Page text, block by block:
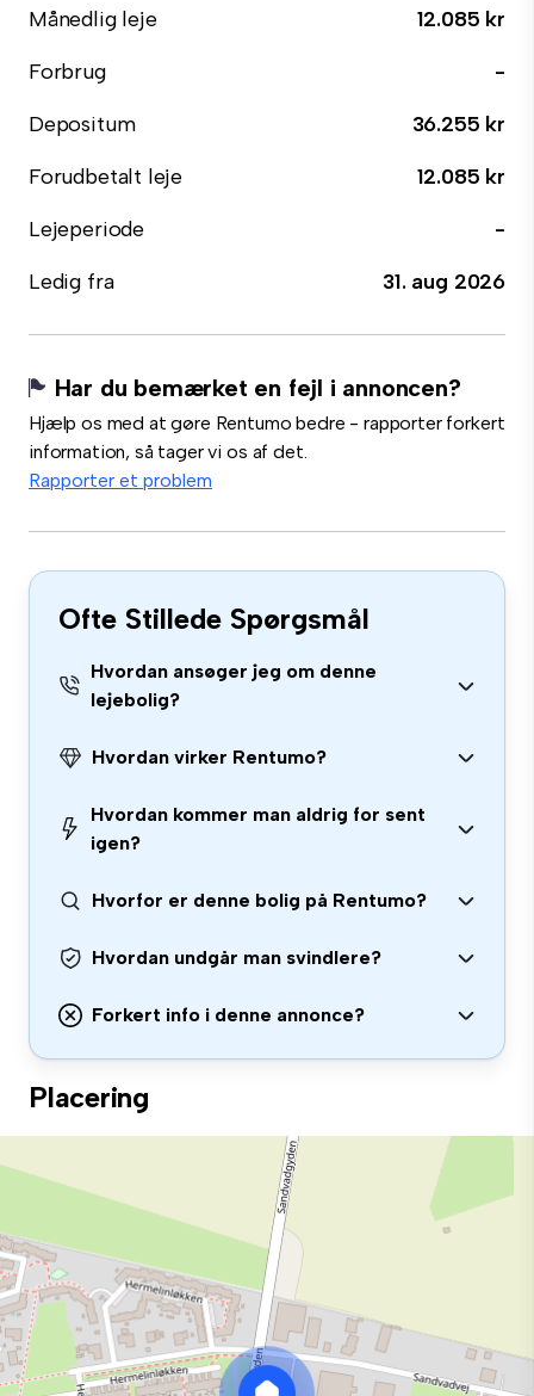
Månedlig leje
12.085 kr
Forbrug
-
Depositum
36.255 kr
Forudbetalt leje
12.085 kr
Lejeperiode
-
Ledig fra
31. aug 2026
Har du bemærket en fejl i annoncen?
Hjælp os med at gøre Rentumo bedre - rapporter forkert
information, så tager vi os af det.
Rapporter et problem
Ofte Stillede Spørgsmål
Hvordan ansøger jeg om denne
lejebolig?
Hvordan virker Rentumo?
Hvordan kommer man aldrig for sent
igen?
Hvorfor er denne bolig på Rentumo?
Hvordan undgår man svindlere?
Forkert info i denne annonce?
Placering